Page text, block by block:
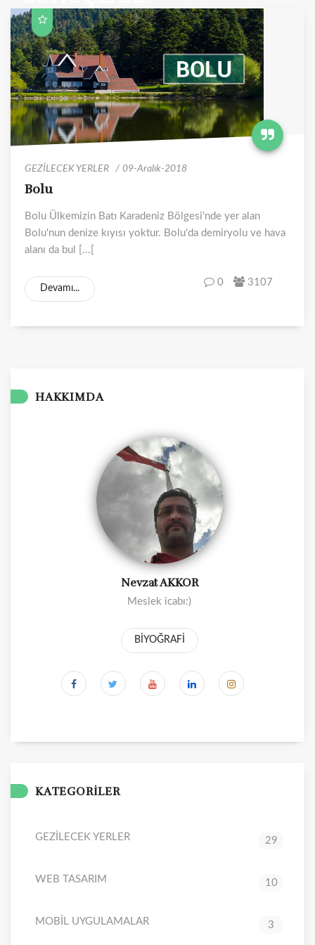
GEZİLECEK YERLER 09-Aralık-2018
Bolu
Bolu Ülkemizin Batı Karadeniz Bölgesi'nde yer alan
Bolu'nun denize kıyısı yoktur. Bolu'da demiryolu ve hava
alanı da bul [...[
Devamı...
0 3107
HAKKIMDA
Nevzat AKKOR
Meslek icabı:)
BİYOĞRAFİ
KATEGORİLER
GEZİLECEK YERLER 29
WEB TASARIM 10
MOBİL UYGULAMALAR 3